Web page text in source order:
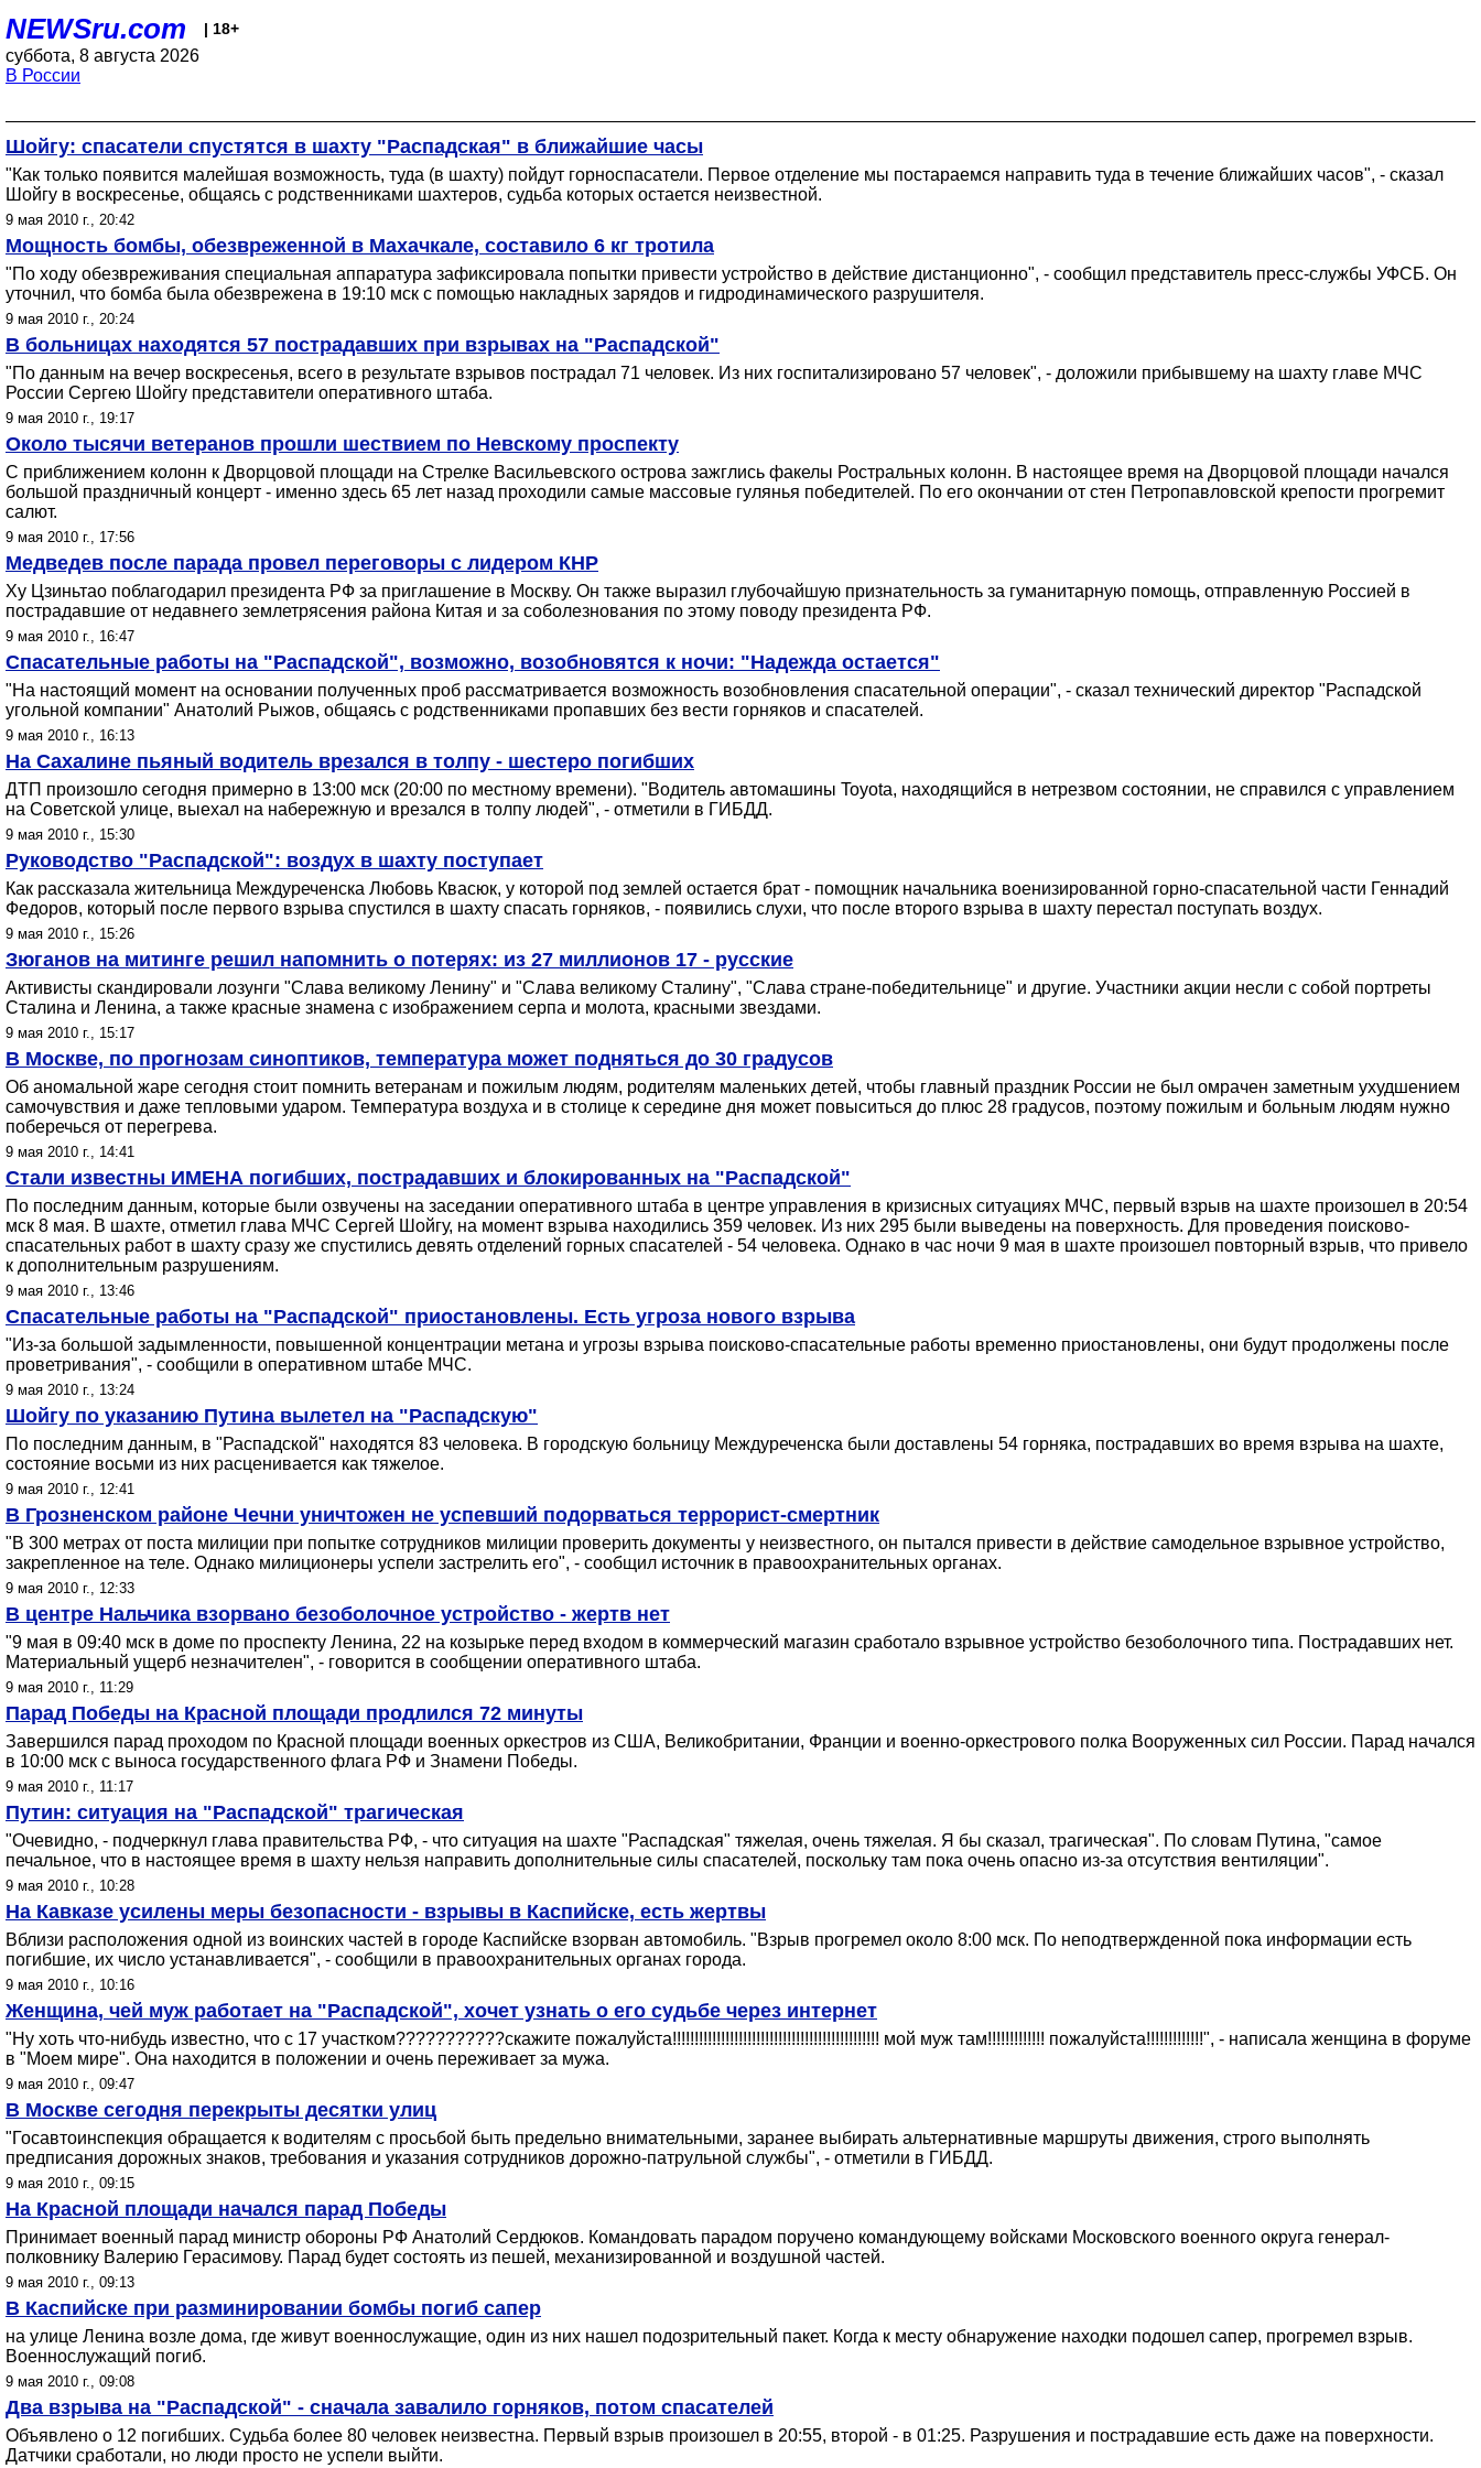
NEWSru.com | 18+
суббота, 8 августа 2026
В России
Шойгу: спасатели спустятся в шахту "Распадская" в ближайшие часы
"Как только появится малейшая возможность, туда (в шахту) пойдут горноспасатели. Первое отделение мы постараемся направить туда в течение ближайших часов", - сказал
Шойгу в воскресенье, общаясь с родственниками шахтеров, судьба которых остается неизвестной.
9 мая 2010 г., 20:42
Мощность бомбы, обезвреженной в Махачкале, составило 6 кг тротила
"По ходу обезвреживания специальная аппаратура зафиксировала попытки привести устройство в действие дистанционно", - сообщил представитель пресс-службы УФСБ. Он
уточнил, что бомба была обезврежена в 19:10 мск с помощью накладных зарядов и гидродинамического разрушителя.
9 мая 2010 г., 20:24
В больницах находятся 57 пострадавших при взрывах на "Распадской"
"По данным на вечер воскресенья, всего в результате взрывов пострадал 71 человек. Из них госпитализировано 57 человек", - доложили прибывшему на шахту главе МЧС
России Сергею Шойгу представители оперативного штаба.
9 мая 2010 г., 19:17
Около тысячи ветеранов прошли шествием по Невскому проспекту
С приближением колонн к Дворцовой площади на Стрелке Васильевского острова зажглись факелы Ростральных колонн. В настоящее время на Дворцовой площади начался
большой праздничный концерт - именно здесь 65 лет назад проходили самые массовые гулянья победителей. По его окончании от стен Петропавловской крепости прогремит
салют.
9 мая 2010 г., 17:56
Медведев после парада провел переговоры с лидером КНР
Ху Цзиньтао поблагодарил президента РФ за приглашение в Москву. Он также выразил глубочайшую признательность за гуманитарную помощь, отправленную Россией в
пострадавшие от недавнего землетрясения района Китая и за соболезнования по этому поводу президента РФ.
9 мая 2010 г., 16:47
Спасательные работы на "Распадской", возможно, возобновятся к ночи: "Надежда остается"
"На настоящий момент на основании полученных проб рассматривается возможность возобновления спасательной операции", - сказал технический директор "Распадской
угольной компании" Анатолий Рыжов, общаясь с родственниками пропавших без вести горняков и спасателей.
9 мая 2010 г., 16:13
На Сахалине пьяный водитель врезался в толпу - шестеро погибших
ДТП произошло сегодня примерно в 13:00 мск (20:00 по местному времени). "Водитель автомашины Toyota, находящийся в нетрезвом состоянии, не справился с управлением
на Советской улице, выехал на набережную и врезался в толпу людей", - отметили в ГИБДД.
9 мая 2010 г., 15:30
Руководство "Распадской": воздух в шахту поступает
Как рассказала жительница Междуреченска Любовь Квасюк, у которой под землей остается брат - помощник начальника военизированной горно-спасательной части Геннадий
Федоров, который после первого взрыва спустился в шахту спасать горняков, - появились слухи, что после второго взрыва в шахту перестал поступать воздух.
9 мая 2010 г., 15:26
Зюганов на митинге решил напомнить о потерях: из 27 миллионов 17 - русские
Активисты скандировали лозунги "Слава великому Ленину" и "Слава великому Сталину", "Слава стране-победительнице" и другие. Участники акции несли с собой портреты
Сталина и Ленина, а также красные знамена с изображением серпа и молота, красными звездами.
9 мая 2010 г., 15:17
В Москве, по прогнозам синоптиков, температура может подняться до 30 градусов
Об аномальной жаре сегодня стоит помнить ветеранам и пожилым людям, родителям маленьких детей, чтобы главный праздник России не был омрачен заметным ухудшением
самочувствия и даже тепловыми ударом. Температура воздуха и в столице к середине дня может повыситься до плюс 28 градусов, поэтому пожилым и больным людям нужно
поберечься от перегрева.
9 мая 2010 г., 14:41
Стали известны ИМЕНА погибших, пострадавших и блокированных на "Распадской"
По последним данным, которые были озвучены на заседании оперативного штаба в центре управления в кризисных ситуациях МЧС, первый взрыв на шахте произошел в 20:54
мск 8 мая. В шахте, отметил глава МЧС Сергей Шойгу, на момент взрыва находились 359 человек. Из них 295 были выведены на поверхность. Для проведения поисково-
спасательных работ в шахту сразу же спустились девять отделений горных спасателей - 54 человека. Однако в час ночи 9 мая в шахте произошел повторный взрыв, что привело
к дополнительным разрушениям.
9 мая 2010 г., 13:46
Спасательные работы на "Распадской" приостановлены. Есть угроза нового взрыва
"Из-за большой задымленности, повышенной концентрации метана и угрозы взрыва поисково-спасательные работы временно приостановлены, они будут продолжены после
проветривания", - сообщили в оперативном штабе МЧС.
9 мая 2010 г., 13:24
Шойгу по указанию Путина вылетел на "Распадскую"
По последним данным, в "Распадской" находятся 83 человека. В городскую больницу Междуреченска были доставлены 54 горняка, пострадавших во время взрыва на шахте,
состояние восьми из них расценивается как тяжелое.
9 мая 2010 г., 12:41
В Грозненском районе Чечни уничтожен не успевший подорваться террорист-смертник
"В 300 метрах от поста милиции при попытке сотрудников милиции проверить документы у неизвестного, он пытался привести в действие самодельное взрывное устройство,
закрепленное на теле. Однако милиционеры успели застрелить его", - сообщил источник в правоохранительных органах.
9 мая 2010 г., 12:33
В центре Нальчика взорвано безоболочное устройство - жертв нет
"9 мая в 09:40 мск в доме по проспекту Ленина, 22 на козырьке перед входом в коммерческий магазин сработало взрывное устройство безоболочного типа. Пострадавших нет.
Материальный ущерб незначителен", - говорится в сообщении оперативного штаба.
9 мая 2010 г., 11:29
Парад Победы на Красной площади продлился 72 минуты
Завершился парад проходом по Красной площади военных оркестров из США, Великобритании, Франции и военно-оркестрового полка Вооруженных сил России. Парад начался
в 10:00 мск с выноса государственного флага РФ и Знамени Победы.
9 мая 2010 г., 11:17
Путин: ситуация на "Распадской" трагическая
"Очевидно, - подчеркнул глава правительства РФ, - что ситуация на шахте "Распадская" тяжелая, очень тяжелая. Я бы сказал, трагическая". По словам Путина, "самое
печальное, что в настоящее время в шахту нельзя направить дополнительные силы спасателей, поскольку там пока очень опасно из-за отсутствия вентиляции".
9 мая 2010 г., 10:28
На Кавказе усилены меры безопасности - взрывы в Каспийске, есть жертвы
Вблизи расположения одной из воинских частей в городе Каспийске взорван автомобиль. "Взрыв прогремел около 8:00 мск. По неподтвержденной пока информации есть
погибшие, их число устанавливается", - сообщили в правоохранительных органах города.
9 мая 2010 г., 10:16
Женщина, чей муж работает на "Распадской", хочет узнать о его судьбе через интернет
"Ну хоть что-нибудь известно, что с 17 участком???????????скажите пожалуйста!!!!!!!!!!!!!!!!!!!!!!!!!!!!!!!!!!!!!!!!!!!!!!! мой муж там!!!!!!!!!!!!! пожалуйста!!!!!!!!!!!!!", - написала женщина в форуме
в "Моем мире". Она находится в положении и очень переживает за мужа.
9 мая 2010 г., 09:47
В Москве сегодня перекрыты десятки улиц
"Госавтоинспекция обращается к водителям с просьбой быть предельно внимательными, заранее выбирать альтернативные маршруты движения, строго выполнять
предписания дорожных знаков, требования и указания сотрудников дорожно-патрульной службы", - отметили в ГИБДД.
9 мая 2010 г., 09:15
На Красной площади начался парад Победы
Принимает военный парад министр обороны РФ Анатолий Сердюков. Командовать парадом поручено командующему войсками Московского военного округа генерал-
полковнику Валерию Герасимову. Парад будет состоять из пешей, механизированной и воздушной частей.
9 мая 2010 г., 09:13
В Каспийске при разминировании бомбы погиб сапер
на улице Ленина возле дома, где живут военнослужащие, один из них нашел подозрительный пакет. Когда к месту обнаружение находки подошел сапер, прогремел взрыв.
Военнослужащий погиб.
9 мая 2010 г., 09:08
Два взрыва на "Распадской" - сначала завалило горняков, потом спасателей
Объявлено о 12 погибших. Судьба более 80 человек неизвестна. Первый взрыв произошел в 20:55, второй - в 01:25. Разрушения и пострадавшие есть даже на поверхности.
Датчики сработали, но люди просто не успели выйти.